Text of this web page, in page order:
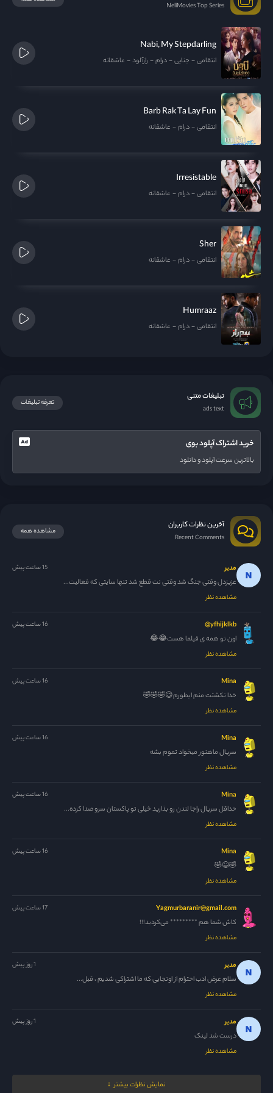
NeliMovies Top Series
Nabi, My Stepdarling
انتقامی جنایی درام رازآلود عاشقانه
Barb Rak Ta Lay Fun
انتقامی درام عاشقانه
Irresistable
انتقامی درام عاشقانه
Sher
انتقامی درام عاشقانه
Humraaz
انتقامی درام عاشقانه
تبلیغات متنی
ads text
تعرفه تبلیغات
خرید اشتراک آپلود بوی
بالاترین سرعت آپلود و دانلود
آخرین نظرات کاربران
Recent Comments
مشاهده همه
مدیر 15 ساعت پیش
عزیزدل وقتی جنگ شد وقتی نت قطع شد تنها سایتی که فعالیت...
مشاهده نظر
yfhijklkb@ 16 ساعت پیش
اون تو همه ی فیلما هست😂😂
مشاهده نظر
Mina 16 ساعت پیش
خدا نکشتت منم ایطورم😉🤣🤣🤣
مشاهده نظر
Mina 16 ساعت پیش
سریال ماهنور میخواد تموم بشه
مشاهده نظر
Mina 16 ساعت پیش
حداقل سریال راجا لندن رو بذارید خیلی تو پاکستان سرو صدا کرده...
مشاهده نظر
Mina 16 ساعت پیش
🤣😆🤣
مشاهده نظر
Yagmurbaranir@gmail.com 17 ساعت پیش
کاش شما هم ********* می‌کردید!!!
مشاهده نظر
مدیر 1 روز پیش
سلام عرض ادب احترام از اونجایی که ما اشتراکی شدیم ، قبل...
مشاهده نظر
مدیر 1 روز پیش
درست شد لینک
مشاهده نظر
نمایش نظرات بیشتر